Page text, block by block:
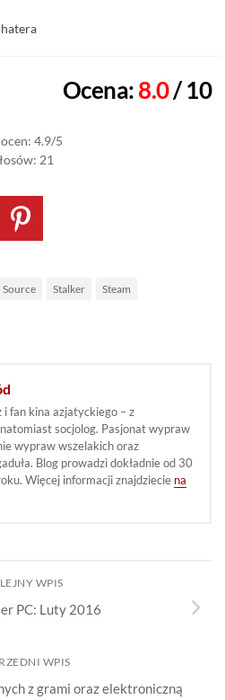
Ocena:8.0/ 10
4.9/5
21
Source Stalker
Steam
i fan kina azjatyckiego – z
socjolog. Pasjonat wypraw
wypraw wszelakich oraz
Blog prowadzi dokładnie od 30
Więcej informacji znajdziecie na
WPIS
PC: Luty 2016
WPIS
z grami oraz elektroniczną